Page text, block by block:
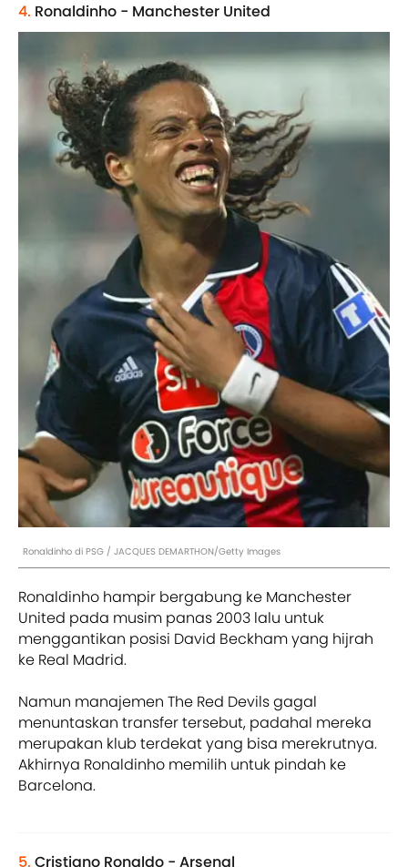
4. Ronaldinho - Manchester United
Ronaldinho di PSG / JACQUES DEMARTHON/Getty Images
Ronaldinho hampir bergabung ke Manchester
United pada musim panas 2003 lalu untuk
menggantikan posisi David Beckham yang hijrah
ke Real Madrid.
Namun manajemen The Red Devils gagal
menuntaskan transfer tersebut, padahal mereka
merupakan klub terdekat yang bisa merekrutnya.
Akhirnya Ronaldinho memilih untuk pindah ke
Barcelona.
5. Cristiano Ronaldo - Arsenal